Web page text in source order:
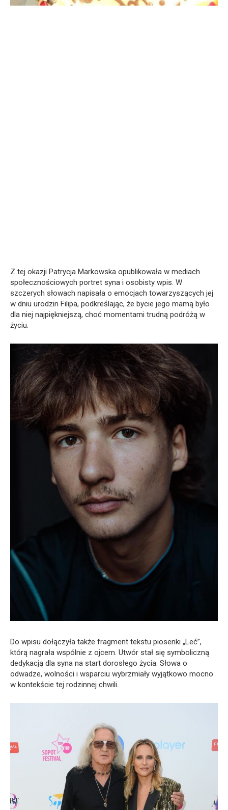
Z tej okazji Patrycja Markowska opublikowała w mediach
społecznościowych portret syna i osobisty wpis. W
szczerych słowach napisała o emocjach towarzyszących jej
w dniu urodzin Filipa, podkreślając, że bycie jego mamą było
dla niej najpiękniejszą, choć momentami trudną podróżą w
życiu.
Do wpisu dołączyła także fragment tekstu piosenki „Leć”,
którą nagrała wspólnie z ojcem. Utwór stał się symboliczną
dedykacją dla syna na start dorosłego życia. Słowa o
odwadze, wolności i wsparciu wybrzmiały wyjątkowo mocno
w kontekście tej rodzinnej chwili.